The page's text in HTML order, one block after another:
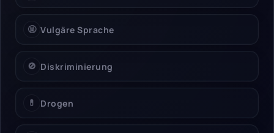
🤬 Vulgäre Sprache
🚫 Diskriminierung
💊 Drogen